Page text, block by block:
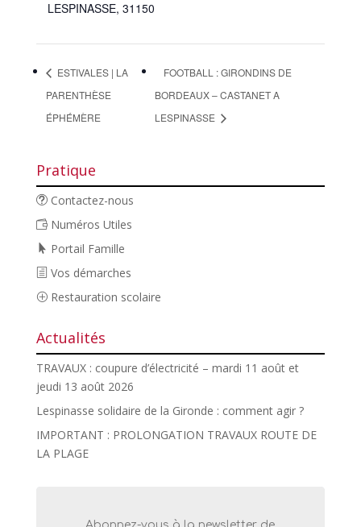
LESPINASSE, 31150
ESTIVALES | LA
PARENTHÈSE
ÉPHÉMÈRE
FOOTBALL : GIRONDINS DE
BORDEAUX – CASTANET A
LESPINASSE
Pratique
Contactez-nous
Numéros Utiles
Portail Famille
Vos démarches
Restauration scolaire
Actualités
TRAVAUX : coupure d’électricité – mardi 11 août et
jeudi 13 août 2026
Lespinasse solidaire de la Gironde : comment agir ?
IMPORTANT : PROLONGATION TRAVAUX ROUTE DE
LA PLAGE